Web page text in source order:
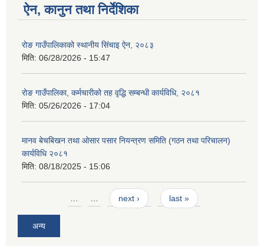
ऐन, कानुन तथा निर्देशिका
रोङ गाउँपालिकाको स्थानीय सिंचाइ ऐन, २०८३
मिति: 06/28/2026 - 15:47
रोङ गाउँपालिका, कर्मचारीको तह वृद्धि सम्बन्धी कार्यविधि, २०८१
मिति: 05/26/2026 - 17:04
मानव बेचबिखन तथा ओसार पसार नियन्त्रण समिति (गठन तथा परिचालन)
कार्यविधि २०८१
मिति: 08/18/2025 - 15:06
… … next › last »
अन्य